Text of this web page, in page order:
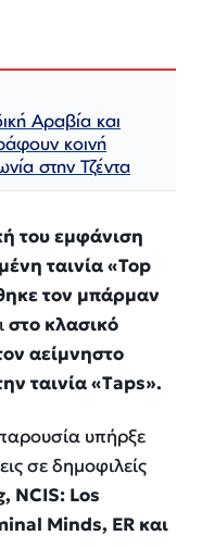
Αραβία και
κοινή
στην Τζέντα
του εμφάνιση
ταινία «Top
τον μπάρμαν
στο κλασικό
αείμνηστο
ταινία «Taps».
υπήρξε
σε δημοφιλείς
NCIS: Los
Minds, ER και